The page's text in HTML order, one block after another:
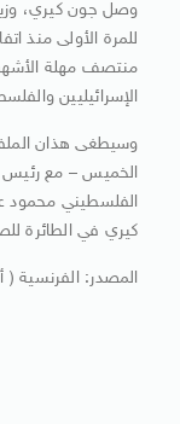
وصل جون كيري، وزير
للمرة الأولى منذ
منتصف مهلة
الإسرائيليين
وسيطغى هذان
الخميس – مع رئيس
الفلسطيني محمود
كيري في الطائرة
المصدر: الفرنسية